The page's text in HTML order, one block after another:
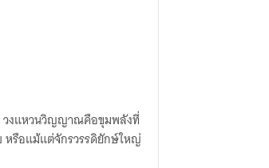
วงแหวนวิญญาณคือขุมพลังที่
หรือแม้แต่จักรวรรดิยักษ์ใหญ่